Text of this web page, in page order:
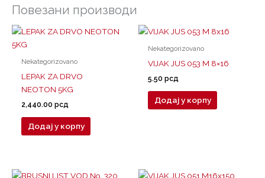
Повезани производи
Nekategorizovano
LEPAK ZA DRVO
NEOTON 5KG
2,440.00рсд
Додај у корпу
Nekategorizovano
VIJAK JUS 053 M 8×16
5.50рсд
Додај у корпу